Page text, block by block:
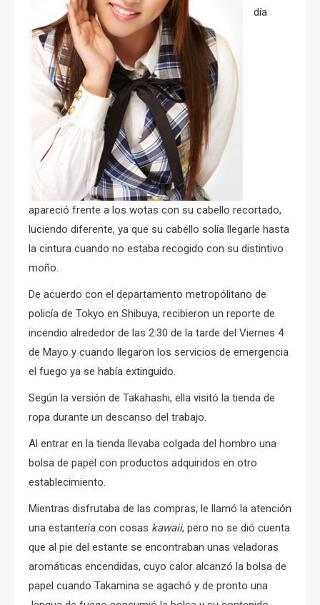
día
apareció frente a los wotas con su cabello recortado,
luciendo diferente, ya que su cabello solía llegarle hasta
la cintura cuando no estaba recogido con su distintivo
moño.
De acuerdo con el departamento metropólitano de
policía de Tokyo en Shibuya, recibieron un reporte de
incendio alrededor de las 2:30 de la tarde del Viernes 4
de Mayo y cuando llegaron los servicios de emergencia
el fuego ya se había extinguido.
Según la versión de Takahashi, ella visitó la tienda de
ropa durante un descanso del trabajo.
Al entrar en la tienda llevaba colgada del hombro una
bolsa de papel con productos adquiridos en otro
establecimiento.
Mientras disfrutaba de las compras, le llamó la atención
una estantería con cosas kawaii, pero no se dió cuenta
que al pie del estante se encontraban unas veladoras
aromáticas encendidas, cuyo calor alcanzó la bolsa de
papel cuando Takamina se agachó y de pronto una